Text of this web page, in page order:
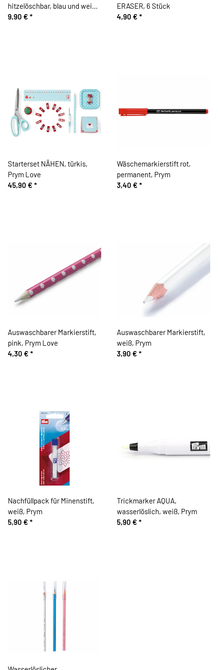
hitzelöschbar, blau und weiß,
Prym
9,90 € *
ERASER, 6 Stück
4,90 € *
Starterset NÄHEN, türkis,
Prym Love
45,90 € *
Wäschemarkierstift rot,
permanent, Prym
3,40 € *
Auswaschbarer Markierstift,
pink, Prym Love
4,30 € *
Auswaschbarer Markierstift,
weiß, Prym
3,90 € *
Nachfüllpack für Minenstift,
weiß, Prym
5,90 € *
Trickmarker AQUA,
wasserlöslich, weiß, Prym
5,90 € *